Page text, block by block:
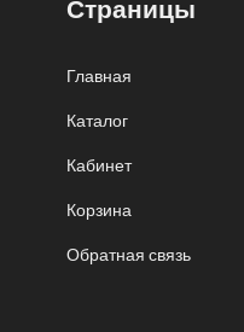
Страницы
Главная
Каталог
Кабинет
Корзина
Обратная связь